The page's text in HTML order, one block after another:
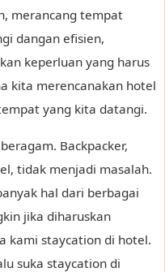
merancang tempat
dangan efisien,
keperluan yang harus
kita merencanakan hotel
yang kita datangi.
Backpacker,
tidak menjadi masalah.
hal dari berbagai
jika diharuskan
kami staycation di hotel.
suka staycation di